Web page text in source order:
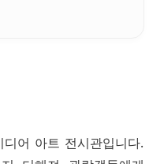
어 아트 전시관입니다.